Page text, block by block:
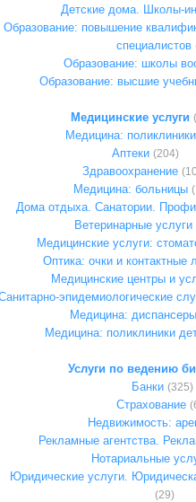
Детские дома. Школы-
Образование: повышение
специалистов
Образование: школы
Образование: высшие
Медицинские услуги
Медицина: поликлиники
Аптеки (204)
Здравоохранение
Медицина: больницы
Дома отдыха. Санатории.
Ветеринарные услуги
Медицинские услуги:
Оптика: очки и контактные
Медицинские центры и
эпидемиологические
Медицина: диспансеры
Медицина: поликлиники
Услуги по ведению
Банки (325)
Страхование
Недвижимость:
Рекламные агентства.
Нотариальные
Юридические услуги.
(29)